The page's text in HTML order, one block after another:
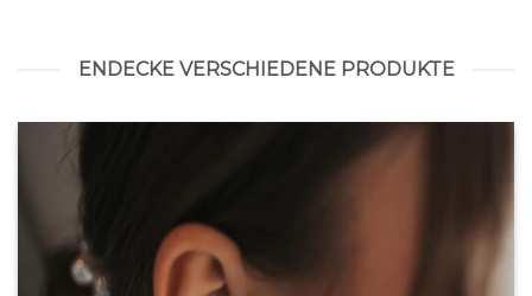
ENDECKE VERSCHIEDENE PRODUKTE